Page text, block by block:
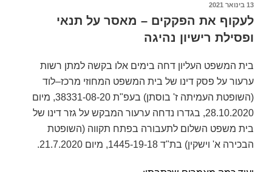
פורסם
13 בינואר 2021
לעקוף את הפקקים – מאסר על תנאי
ופסילת רישיון נהיגה
בית המשפט העליון דחה בימים אלו בקשה למתן רשות
ערעור על פסק דינו של בית המשפט המחוזי מרכז–לוד
(השופטת העמיתה ז' בוסתן
) בעפ"ת 38331-08-20, מיום
28.10.2020, בגדרו נדחה ערעור המבקש על גזר דינו של
בית משפט השלום לתעבורה בפתח תקווה (השופטת
הבכירה א' וישקין) בת"ד 1445-19-18, מיום 21.7.2020.